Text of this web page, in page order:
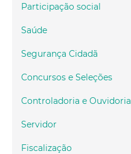
Participação social
Saúde
Segurança Cidadã
Concursos e Seleções
Controladoria e Ouvidoria
Servidor
Fiscalização